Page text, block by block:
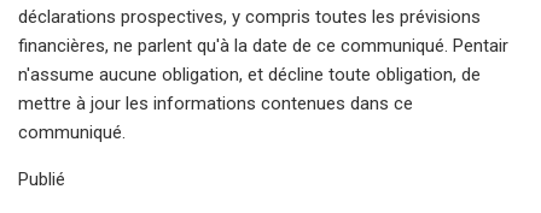
déclarations prospectives, y compris toutes les prévisions
financières, ne parlent qu'à la date de ce communiqué. Pentair
n'assume aucune obligation, et décline toute obligation, de
mettre à jour les informations contenues dans ce
communiqué.
Publié